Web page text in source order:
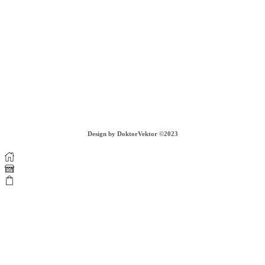
Design by DoktorVektor ©2023